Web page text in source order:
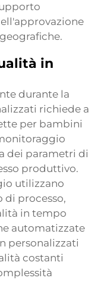
in
durante la
richiede a
per bambini
dei parametri di
produttivo.
utilizzano
processo,
in tempo
automatizzate
personalizzati
costanti